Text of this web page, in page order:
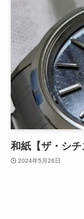
和紙【ザ・シ
2024年5月26日